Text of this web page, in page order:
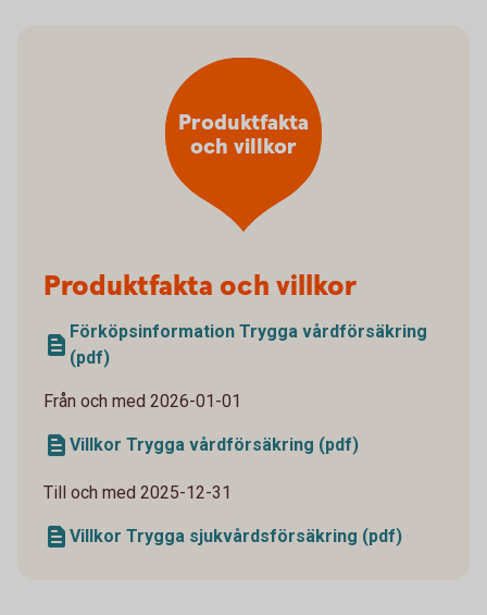
Produktfakta och villkor
Förköpsinformation Trygga vårdförsäkring
(pdf)
Från och med 2026-01-01
Villkor Trygga vårdförsäkring (pdf)
Till och med 2025-12-31
Villkor Trygga sjukvårdsförsäkring (pdf)
Produktfakta
och villkor